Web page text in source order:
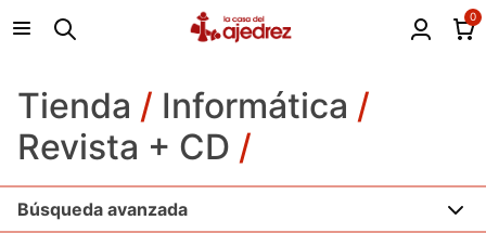
0
Tienda / Informática /
Revista + CD /
Búsqueda avanzada